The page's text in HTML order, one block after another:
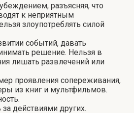
разъясняя, что
к неприятным
злоупотреблять силой
событий, давать
решение. Нельзя в
лишать развлечений или
проявления сопереживания,
из книг и мультфильмов.
действиями других.